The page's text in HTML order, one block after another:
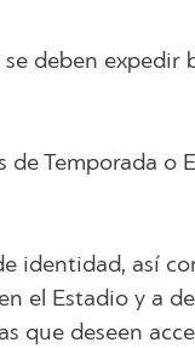
deben expedir
Temporada o
identidad, así
el Estadio y a
que deseen